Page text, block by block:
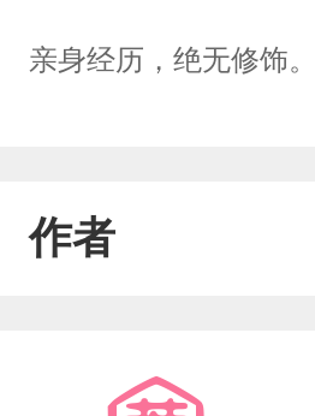
亲身经历，绝无修饰。
作者